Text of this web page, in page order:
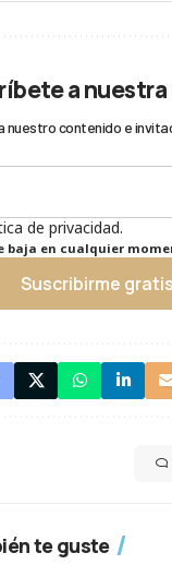
a
nuestro contenido e
de privacidad.
baja en cualquier
Suscribirme gratis
te guste